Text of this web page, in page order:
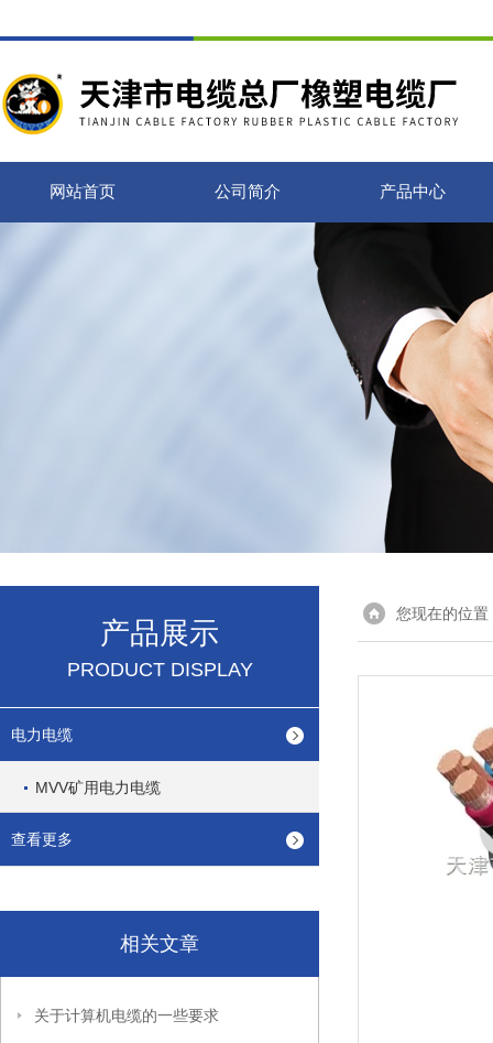
网站首页 公司简介 产品中心
产品展示
PRODUCT DISPLAY
电力电缆
MVV矿用电力电缆
查看更多
相关文章
关于计算机电缆的一些要求
您现在的位置